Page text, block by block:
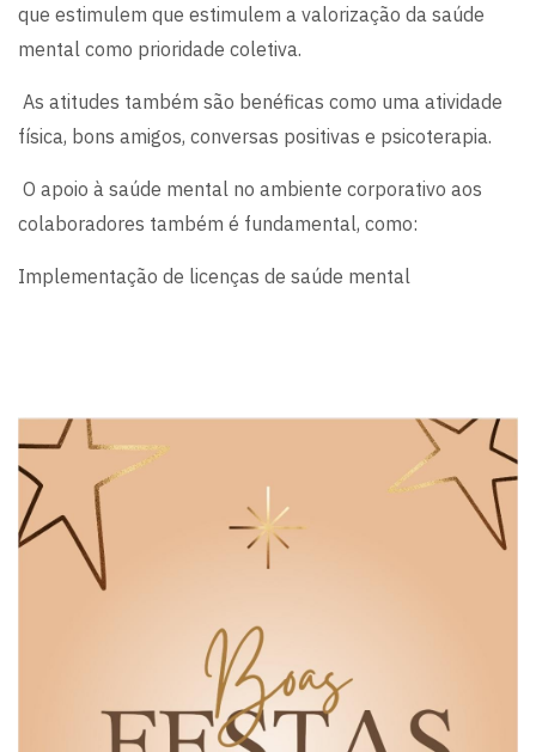
que estimulem que estimulem a valorização da saúde
mental como prioridade coletiva.
As atitudes também são benéficas como uma atividade
física, bons amigos, conversas positivas e psicoterapia.
O apoio à saúde mental no ambiente corporativo aos
colaboradores também é fundamental, como:
Implementação de licenças de saúde mental